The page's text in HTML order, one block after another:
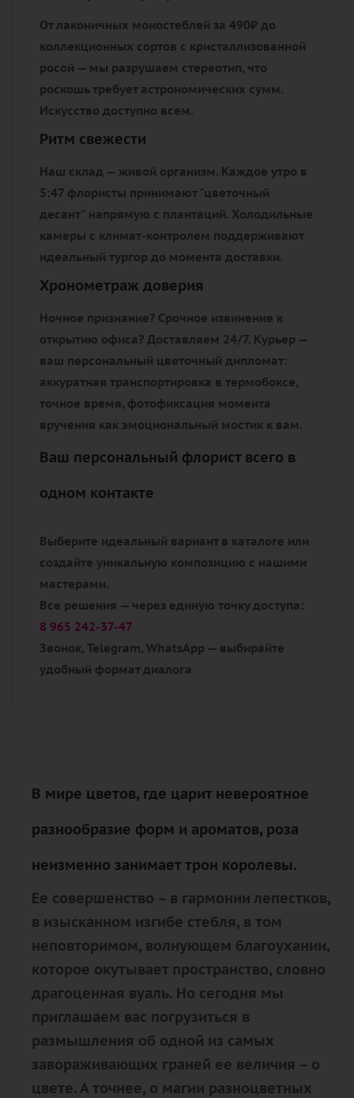
От лаконичных моностеблей за 490₽ до
коллекционных сортов с кристаллизованной
росой — мы разрушаем стереотип, что
роскошь требует астрономических сумм.
Искусство доступно всем.
Ритм свежести
Наш склад — живой организм. Каждое утро в
5:47 флористы принимают "цветочный
десант" напрямую с плантаций. Холодильные
камеры с климат-контролем поддерживают
идеальный тургор до момента доставки.
Хронометраж доверия
Ночное признание? Срочное извинение к
открытию офиса? Доставляем 24/7. Курьер —
ваш персональный цветочный дипломат:
аккуратная транспортировка в термобоксе,
точное время, фотофиксация момента
вручения как эмоциональный мостик к вам.
Ваш персональный флорист всего в
одном контакте
Выберите идеальный вариант в каталоге или
создайте уникальную композицию с нашими
мастерами.
Все решения — через единую точку доступа:
8 965 242-37-47
Звонок, Telegram, WhatsApp — выбирайте
удобный формат диалога
В мире цветов, где царит невероятное
разнообразие форм и ароматов, роза
неизменно занимает трон королевы.
Ее совершенство – в гармонии лепестков,
в изысканном изгибе стебля, в том
неповторимом, волнующем благоухании,
которое окутывает пространство, словно
драгоценная вуаль. Но сегодня мы
приглашаем вас погрузиться в
размышления об одной из самых
завораживающих граней ее величия – о
цвете. А точнее, о магии разноцветных